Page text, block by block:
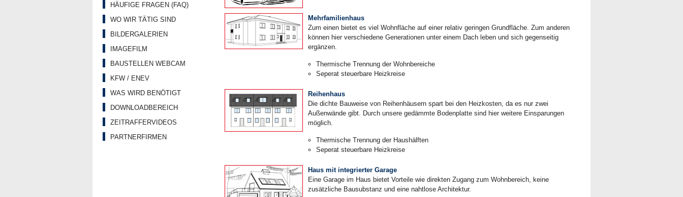
HÄUFIGE FRAGEN (FAQ)
WO WIR TÄTIG SIND
BILDERGALERIEN
IMAGEFILM
BAUSTELLEN WEBCAM
KFW / ENEV
WAS WIRD BENÖTIGT
DOWNLOADBEREICH
ZEITRAFFERVIDEOS
PARTNERFIRMEN
Mehrfamilienhaus
Zum einen bietet es viel Wohnfläche auf einer relativ geringen Grundfläche. Zum anderen
können hier verschiedene Generationen unter einem Dach leben und sich gegenseitig
ergänzen.
Thermische Trennung der Wohnbereiche
Seperat steuerbare Heizkreise
Reihenhaus
Die dichte Bauweise von Reihenhäusern spart bei den Heizkosten, da es nur zwei
Außenwände gibt. Durch unsere gedämmte Bodenplatte sind hier weitere Einsparungen
möglich.
Thermische Trennung der Haushälften
Seperat steuerbare Heizkreise
Haus mit integrierter Garage
Eine Garage im Haus bietet Vorteile wie direkten Zugang zum Wohnbereich, keine
zusätzliche Bausubstanz und eine nahtlose Architektur.